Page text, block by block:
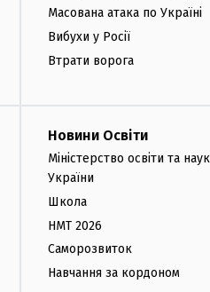
Масована атака по Україні
Вибухи у Росії
Втрати ворога
Новини Освіти
Міністерство освіти та
України
Школа
НМТ 2026
Саморозвиток
Навчання за кордоном